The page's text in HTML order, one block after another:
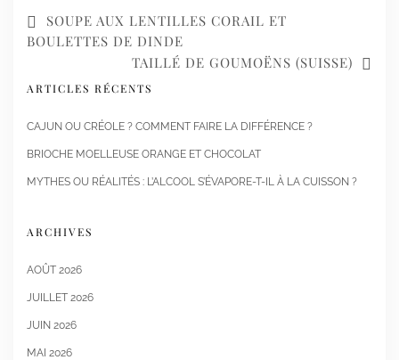
SOUPE AUX LENTILLES CORAIL ET
BOULETTES DE DINDE
TAILLÉ DE GOUMOËNS (SUISSE)
ARTICLES RÉCENTS
CAJUN OU CRÉOLE ? COMMENT FAIRE LA DIFFÉRENCE ?
BRIOCHE MOELLEUSE ORANGE ET CHOCOLAT
MYTHES OU RÉALITÉS : L’ALCOOL S’ÉVAPORE-T-IL À LA CUISSON ?
ARCHIVES
AOÛT 2026
JUILLET 2026
JUIN 2026
MAI 2026